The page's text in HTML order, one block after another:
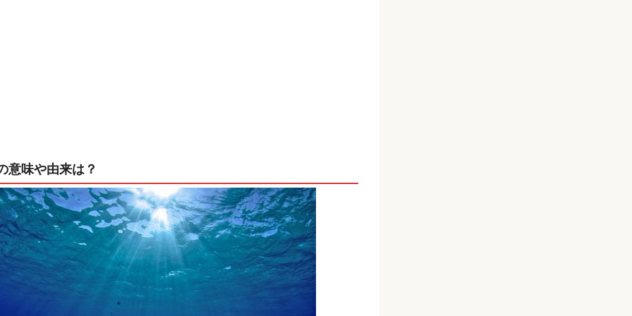
意味や由来は？